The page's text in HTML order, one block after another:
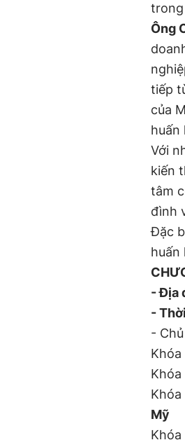
trong
Ông
tiếp
của
huấn
Với
kiến
tâm
đình
Đặc
huấn
- Địa
-
-
Khóa
Khóa
Khóa
Mỹ
Khóa